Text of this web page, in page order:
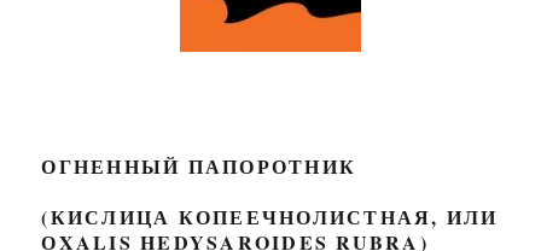
ОГНЕННЫЙ ПАПОРОТНИК
(КИСЛИЦА КОПЕЕЧНОЛИСТНАЯ, ИЛИ
ОXALIS HEDYSAROIDES RUBRA)